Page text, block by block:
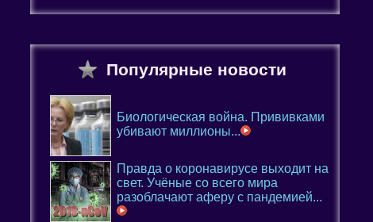
Популярные новости
Биологическая война. Прививками
убивают миллионы...
Правда о коронавирусе выходит на
свет. Учёные со всего мира
разоблачают аферу с пандемией...